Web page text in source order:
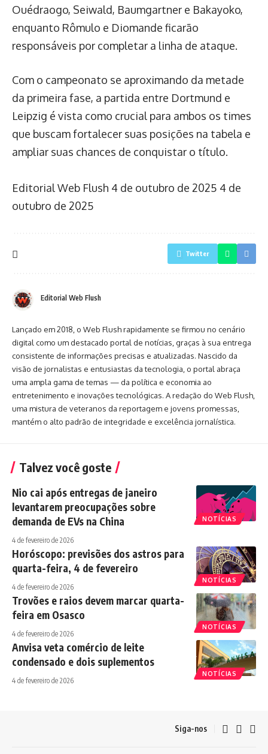
Ouédraogo, Seiwald, Baumgartner e Bakayoko,
enquanto Rômulo e Diomande ficarão
responsáveis por completar a linha de ataque.
Com o campeonato se aproximando da metade
da primeira fase, a partida entre Dortmund e
Leipzig é vista como crucial para ambos os times
que buscam fortalecer suas posições na tabela e
ampliar suas chances de conquistar o título.
Editorial Web Flush 4 de outubro de 2025 4 de
outubro de 2025
Twitter
Editorial Web Flush
Lançado em 2018, o Web Flush rapidamente se firmou no cenário
digital como um destacado portal de notícias, graças à sua entrega
consistente de informações precisas e atualizadas. Nascido da
visão de jornalistas e entusiastas da tecnologia, o portal abraça
uma ampla gama de temas — da política e economia ao
entretenimento e inovações tecnológicas. A redação do Web Flush,
uma mistura de veteranos da reportagem e jovens promessas,
mantém o alto padrão de integridade e excelência jornalística.
Talvez você goste
NOTÍCIAS
Nio cai após entregas de janeiro
levantarem preocupações sobre
demanda de EVs na China
4 de fevereiro de 2026
NOTÍCIAS
Horóscopo: previsões dos astros para
quarta-feira, 4 de fevereiro
4 de fevereiro de 2026
NOTÍCIAS
Trovões e raios devem marcar quarta-
feira em Osasco
4 de fevereiro de 2026
NOTÍCIAS
Anvisa veta comércio de leite
condensado e dois suplementos
4 de fevereiro de 2026
Siga-nos